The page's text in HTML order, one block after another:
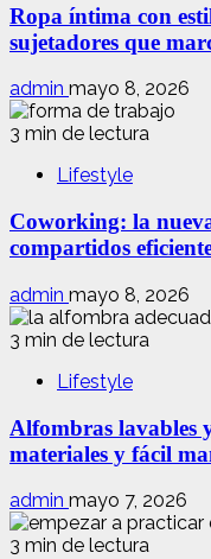
Ropa íntima con
sujetadores que
admin mayo 8, 2026
3 min de lectura
Lifestyle
Coworking: la
compartidos
admin mayo 8, 2026
3 min de lectura
Lifestyle
Alfombras lavables
materiales y fácil
admin mayo 7, 2026
3 min de lectura